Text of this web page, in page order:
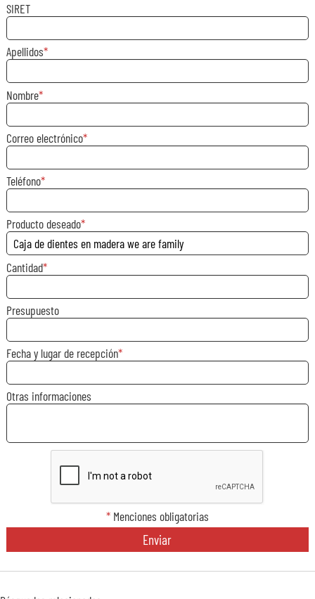
SIRET
Apellidos
Nombre
Correo electrónico
Teléfono
Producto deseado
Cantidad
Presupuesto
Fecha y lugar de recepción
Otras informaciones
*Menciones obligatorias
Enviar